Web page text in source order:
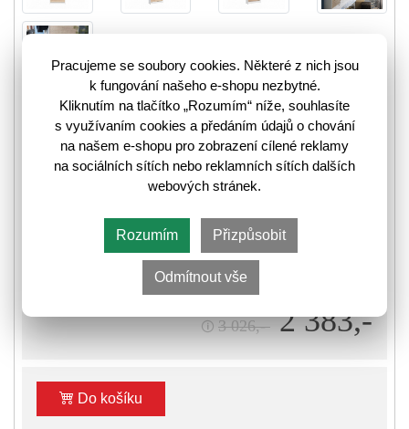
Praktický botník Nepo s třemi výklopy je skvělým řešením
pro organizaci vaší obuvi. Tento botník vám poskytne
dostatek prostoru pro uložení a uspořádání bot v…
Kód zboží:3101217
K odeslání do 14 pracovních dnů
🛈 3 026,- 2 383,-
Do košíku
Pracujeme se soubory cookies. Některé z nich jsou
k fungování našeho e-shopu nezbytné.
Kliknutím na tlačítko „Rozumím“ níže, souhlasíte
s využívaním cookies a předáním údajů o chování
na našem e-shopu pro zobrazení cílené reklamy
na sociálních sítích nebo reklamních sítích dalších
webových stránek.
Rozumím Přizpůsobit
Odmítnout vše